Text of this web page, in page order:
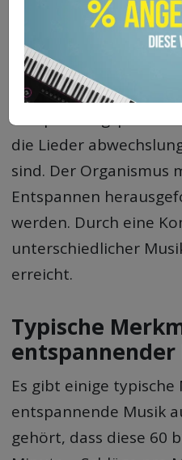
Mal zu Mal schwerer
Deswegen ist es eine
beim Einsatz von
Entspannungsphasen
die Lieder
sind. Der Organismus
Entspannen
werden. Durch eine
unterschiedlicher
erreicht.
Typische
entspannender
Es gibt einige typische
entspannende Musik
gehört, dass diese 60